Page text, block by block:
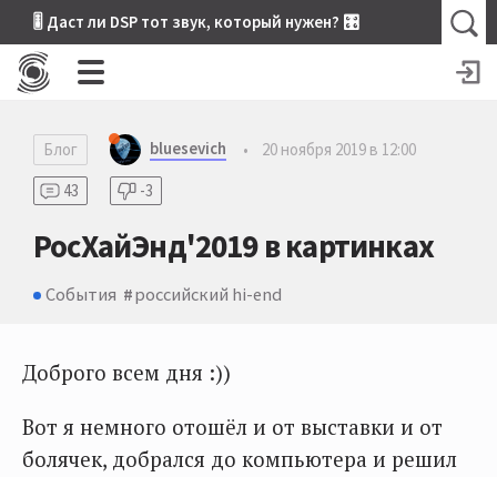
🎚 Даст ли DSP тот звук, который нужен? 🎛
Блог bluesevich •
20 ноября 2019 в 12:00
43
-3
РосХайЭнд'2019 в картинках
События российский hi-end
Доброго всем дня :))
Вот я немного отошёл и от выставки и от
болячек, добрался до компьютера и решил